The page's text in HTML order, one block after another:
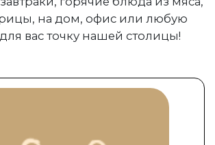
на дом, офис или любую
вас точку нашей столицы!